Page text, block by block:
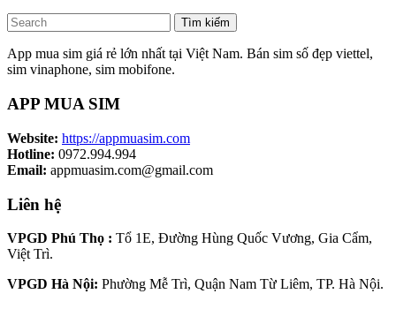
Tìm kiếm
App mua sim giá rẻ lớn nhất tại Việt Nam. Bán sim số đẹp viettel,
sim vinaphone, sim mobifone.
APP MUA SIM
Website: https://appmuasim.com
Hotline: 0972.994.994
Email: appmuasim.com@gmail.com
Liên hệ
VPGD Phú Thọ : Tổ 1E, Đường Hùng Quốc Vương, Gia Cẩm,
Việt Trì.
VPGD Hà Nội: Phường Mễ Trì, Quận Nam Từ Liêm, TP. Hà Nội.